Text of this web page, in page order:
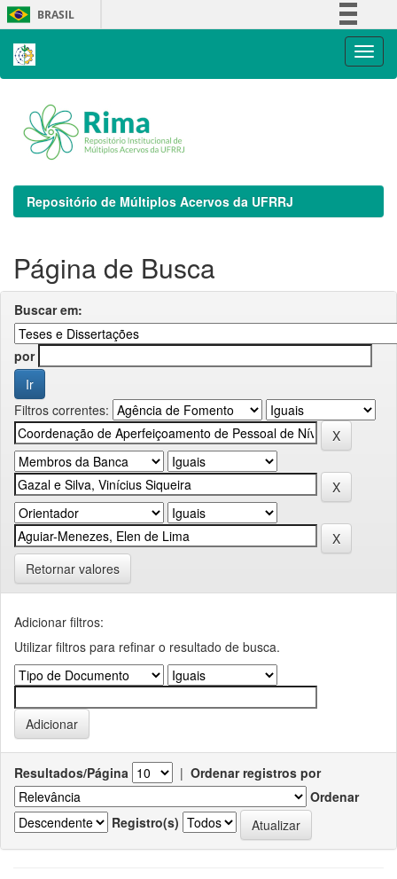
Skip
navigation
BRASIL
Repositório de Múltiplos Acervos da UFRRJ
Página de Busca
Buscar em:
por
Filtros correntes:
Retornar valores
Adicionar filtros:
Utilizar filtros para refinar o resultado de busca.
Resultados/Página | Ordenar registros por
Ordenar
Registro(s)